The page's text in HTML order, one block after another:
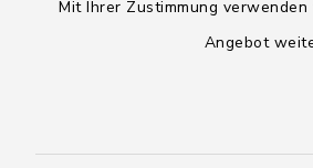
Mit Ihrer Zustimmung
Angebot
Montag, Dienstag,
sowie zusätzlich am Dienstag: